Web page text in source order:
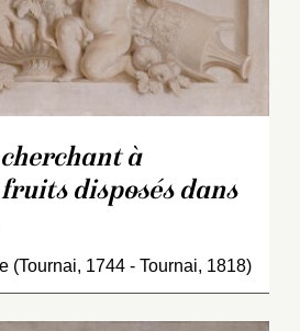
à
fruits disposés dans
(Tournai, 1744 - Tournai, 1818)